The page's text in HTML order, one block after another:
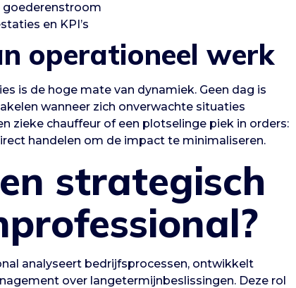
goederenstroom
en KPI’s
operationeel werk
is de hoge mate van dynamiek. Geen dag is
wanneer zich onverwachte situaties
zieke chauffeur of een plotselinge piek in orders:
handelen om de impact te minimaliseren.
strategisch
analyseert bedrijfsprocessen, ontwikkelt
over langetermijnbeslissingen. Deze rol